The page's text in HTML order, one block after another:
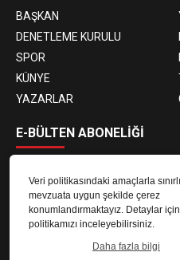
Veri politikasındaki amaçlarla
mevzuata uygun şekilde çerez
konumlandırmaktayız. Detaylar
politikamızı inceleyebilirsiniz.
Daha fazla bilgi
BAŞKAN
DENETLEME KURULU
SPOR
KÜNYE
YAZARLAR
E-BÜLTEN ABONELİĞİ
E-Bülten aboneliği ile haberlere daha